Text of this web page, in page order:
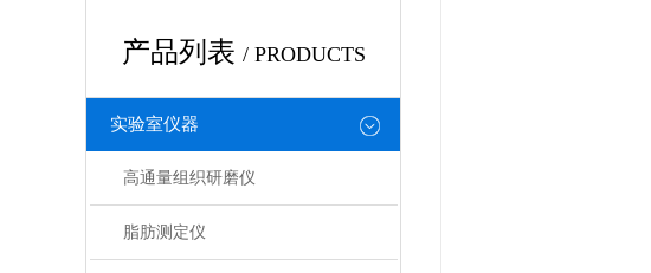
产品列表 / PRODUCTS
实验室仪器
高通量组织研磨仪
脂肪测定仪